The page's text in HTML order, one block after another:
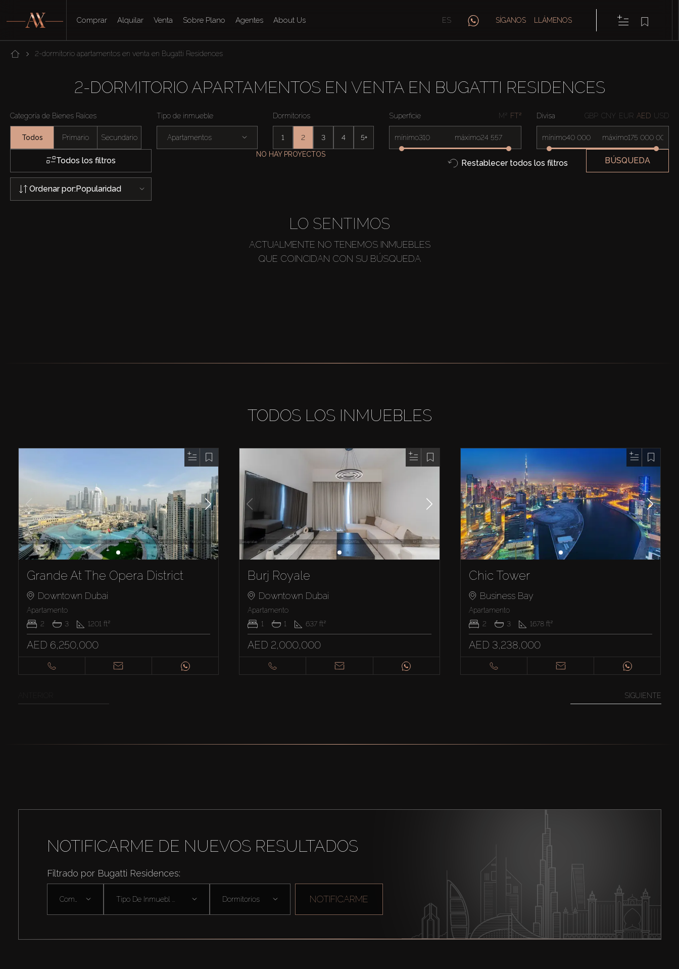
Comprar Alquilar Venta Sobre Plano Agentes About Us ES SÍGANOS LLÁMENOS
2-dormitorio apartamentos en venta en Bugatti Residences
2-DORMITORIO APARTAMENTOS EN VENTA EN BUGATTI RESIDENCES
Categoría de Bienes Raíces
Todos Primario Secundario
Tipo de inmueble
Apartamentos
Dormitorios
1 2 3 4 5+
Superficie M² FT²
mínimo máximo
Divisa GBP CNY EUR AED USD
mínimo máximo
Todos los filtros
NO HAY PROYECTOS
Restablecer todos los filtros BÚSQUEDA
Ordenar por:Popularidad
LO SENTIMOS
ACTUALMENTE NO TENEMOS INMUEBLES
QUE COINCIDAN CON SU BÚSQUEDA
TODOS LOS INMUEBLES
Grande At The Opera District
Downtown Dubai
Apartamento
2
3 1201 ft²
AED 6,250,000
Burj Royale
Downtown Dubai
Apartamento
1
1 637ft²
AED 2,000,000
Chic Tower
Business Bay
Apartamento
2
3 1678 ft²
AED 3,238,000
SIGUIENTE
NOTIFICARME DE NUEVOS RESULTADOS
Filtrado por Bugatti Residences:
Tipo De Inmuebl ... Dormitorios NOTIFICARME